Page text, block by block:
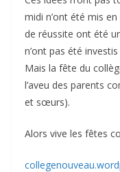
midi n’ont été mis
de réussite ont été
n’ont pas été
Mais la fête du
l’aveu des parents
et sœurs).
Alors vive les fêtes